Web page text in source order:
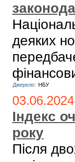
деяких
Джерело: НБУ
03.06.2024
Індекс
року
Після